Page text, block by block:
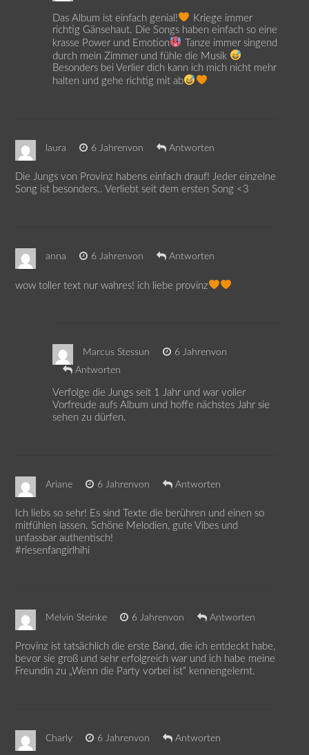
Das Album ist einfach genial!
Kriege immer
richtig Gänsehaut. Die Songs haben einfach so eine
krasse Power und Emotion
Tanze immer singend
durch mein Zimmer und fühle die Musik
Besonders bei Verlier dich kann ich mich nicht mehr
halten und gehe richtig mit ab
laura 6 Jahrenvon Antworten
Die Jungs von Provinz habens einfach drauf! Jeder einzelne
Song ist besonders.. Verliebt seit dem ersten Song <3
anna 6 Jahrenvon Antworten
wow toller text nur wahres! ich liebe provinz
Marcus Stessun
6 Jahrenvon
Antworten
Verfolge die Jungs seit 1 Jahr und war voller
Vorfreude aufs Album und hoffe nächstes Jahr sie
sehen zu dürfen.
Ariane 6 Jahrenvon Antworten
Ich liebs so sehr! Es sind Texte die berühren und einen so
mitfühlen lassen. Schöne Melodien, gute Vibes und
unfassbar authentisch!
#riesenfangirlhihi
Melvin Steinke 6 Jahrenvon Antworten
Provinz ist tatsächlich die erste Band, die ich entdeckt habe,
bevor sie groß und sehr erfolgreich war und ich habe meine
Freundin zu „Wenn die Party vorbei ist“ kennengelernt.
Charly 6 Jahrenvon Antworten